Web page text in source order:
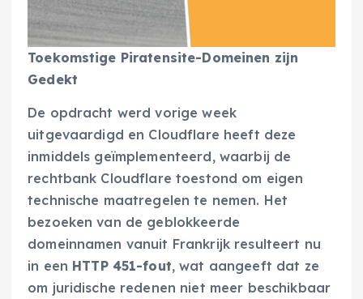
Toekomstige Piratensite-Domeinen zijn
Gedekt
De opdracht werd vorige week
uitgevaardigd en Cloudflare heeft deze
inmiddels geïmplementeerd, waarbij de
rechtbank Cloudflare toestond om eigen
technische maatregelen te nemen. Het
bezoeken van de geblokkeerde
domeinnamen vanuit Frankrijk resulteert nu
in een HTTP 451-fout, wat aangeeft dat ze
om juridische redenen niet meer beschikbaar